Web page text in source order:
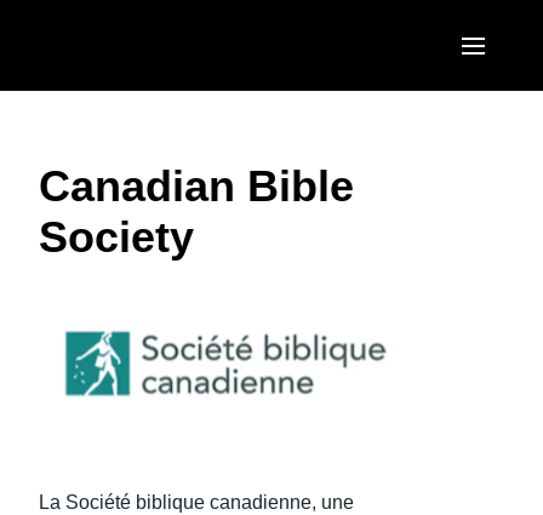
United States (English)
Brasil (Português)
EUROPE
Deutschland (Deutsch)
Italia (Italiano)
Sweden (English)
India (English)
Canadian Bible
Society
La Société biblique canadienne, une